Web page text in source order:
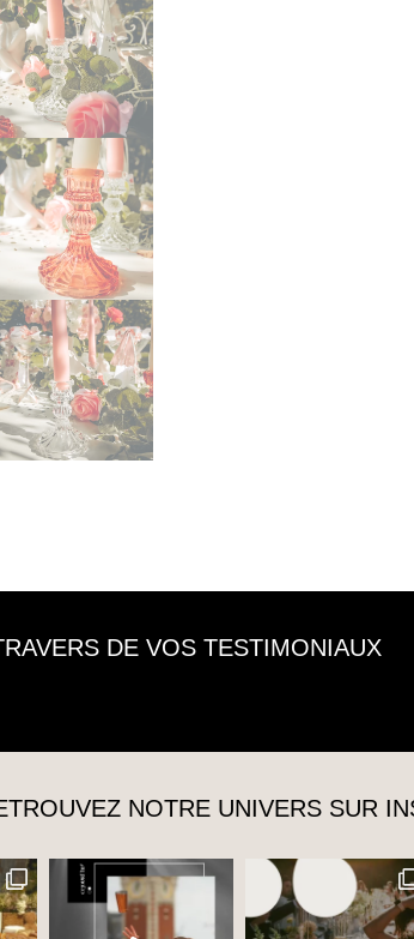
DE VOS TESTIMONIAUX
NOTRE UNIVERS SUR